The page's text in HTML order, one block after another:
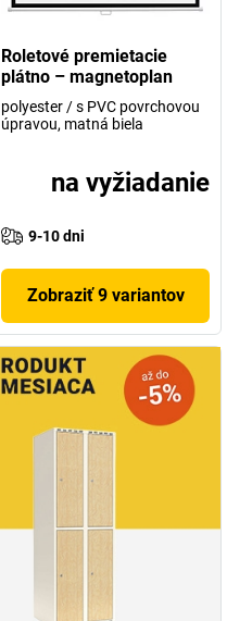
Roletové premietacie
plátno – magnetoplan
polyester / s PVC povrchovou
úpravou, matná biela
na vyžiadanie
9-10 dni
Zobraziť 9 variantov